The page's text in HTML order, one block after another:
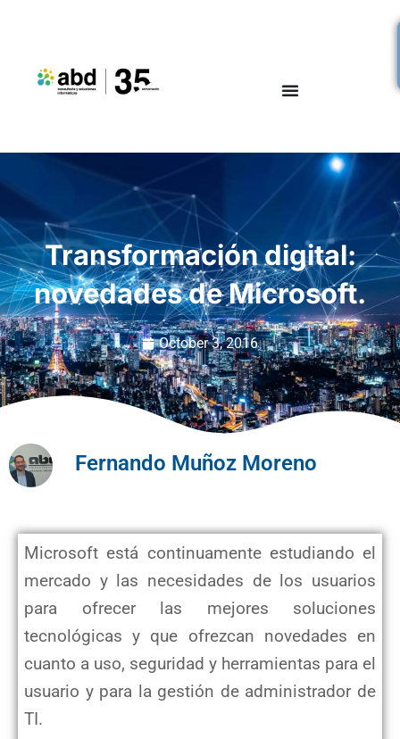
Transformación digital:
novedades de Microsoft.
October 3, 2016
Fernando Muñoz Moreno
Microsoft está continuamente estudiando el
mercado y las necesidades de los usuarios
para ofrecer las mejores soluciones
tecnológicas y que ofrezcan novedades en
cuanto a uso, seguridad y herramientas para el
usuario y para la gestión de administrador de
TI.